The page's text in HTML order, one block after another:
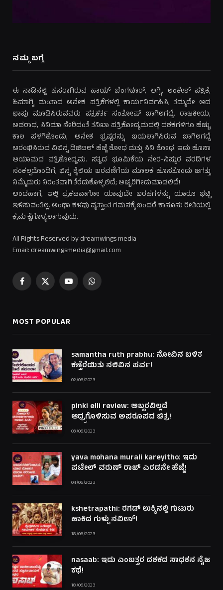
ನಮ್ಮ ಬಗ್ಗೆ
ಈ ನಾಡಿನಲ್ಲಿ ಹೆಸರಾಗಿರುವ ಹಾಯ್ ಬೆಂಗಳೂರ್, ಅಗ್ನಿ, ಲಂಕೇಶ್ ಪತ್ರಿಕೆ,
ಹಿಮಾಗ್ನಿ ಮಂತಾದ ಅನೇಕ ಪತ್ರಿಕೆಗಳಲ್ಲಿ ಕಾರ್ಯನಿರ್ವಹಿಸಿ, ತಮ್ಮದೇ ಆದ
ಛಾಪು ಮೂಡಿಸಿರುವವರು ಪತ್ರಕರ್ತ ಸಂತೋಷ್ ಬಾಗಿಲಗದ್ದೆ. ರಾಜಕೀಯ,
ಅಪರಾಧ, ಸಿನಿಮಾ ಸೇರಿದಂತೆ ತನಿಖಾ ಪತ್ರಿಕೋದ್ಯಮದಲ್ಲಿ ದಶಕಗಳಿಗೂ ಹೆಚ್ಚು
ಕಾಲ ಪಳಗಿಕೊಂಡು, ಅನೇಕ ಭ್ರಷ್ಟರನ್ನು ಬಯಲಾಗಿಸಿರುವ ಬಾಗಿಲಗದ್ದೆ
ಆರಂಭಿಸಿರುವ ವಿಭಿನ್ನ ಡಿಜಿಟಲ್ ಹೆಜ್ಜೆ ಶೋಧ ಮತ್ತು ಸಿನಿ ಶೋಧ. ಇದು ಹೊಸಾ
ಆಯಾಮದ ಪತ್ರಿಕೋದ್ಯಮ. ಸತ್ಯದ ಭೂಮಿಕೆಯ ನೇರ-ನಿಷ್ಠುರ ವರದಿಗಳ
ಸಂಕಲ್ಪದೊಂದಿಗೆ, ಭಿನ್ನ ಶೈಲಿಯ ಬರವಣಿಗೆಯ ಮೂಲಕ ಹೊಸತೊಂದು ಜಗತ್ತು
ನಿಮ್ಮೆದುರು ನಿರಂತವಾಗಿ ತೆರೆದುಕೊಳ್ಳಲಿದೆ; ಅಚ್ಚರಿಗೀಡುಮಾಡಲಿದೆ!
ಅಂದಹಾಗೆ, ಇಲ್ಲಿ ಪ್ರಕಟವಾಗೋ ಯಾವುದೇ ಬರಹಗಳನ್ನು ಯಾರೂ ಭಟ್ಟಿ
ಇಳಿಸುವಂತಿಲ್ಲ. ಅಂಥಾ ಕಳವು ವೃತ್ತಾಂತ ಗಮನಕ್ಕೆ ಬಂದರೆ ಕಾನೂನು ರೀತಿಯಲ್ಲಿ
ಕ್ರಮ ಕೈಗೊಳ್ಳಲಾಗುವುದು.
All Rights Reserved by dreamwings media
Email: dreamwingsmedia@gmail.com
Facebook
X
YouTubeWhatsApp
MOST POPULAR
samantha ruth prabhu: ನೋವಿನ ಬಳಿಕ
ಕಣ್ತೆರೆಯಿತು ನಲಿವಿನ ಪರ್ವ!
02/06/2023
pinki elli review: ಅಬ್ಬರವಿಲ್ಲದೆ
ಆದ್ರ್ರಗೊಳಿಸುವ ಅಪರೂಪದ ಚಿತ್ರ!
03/06/2023
yava mohana murali kareyitho: ಇದು
ಪಟೇಲ್ ವರುಣ್ ರಾಜ್ ಎರಡನೇ ಹೆಜ್ಜೆ!
04/06/2023
kshetrapathi: ರಗಡ್ ಲುಕ್ಕಿನಲ್ಲಿ ಗುಟುರು
ಹಾಕಿದ ಗುಳ್ಟು ನವೀನ್!
18/06/2023
nasaab: ಇದು ಎಂಬತ್ತರ ದಶಕದ ಸಾಧಕನ ನೈಜ
ಕಥೆ!
18/06/2023